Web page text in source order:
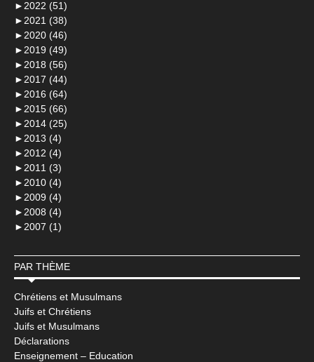
► 2022 (51)
► 2021 (38)
► 2020 (46)
► 2019 (49)
► 2018 (56)
► 2017 (44)
► 2016 (64)
► 2015 (66)
► 2014 (25)
► 2013 (4)
► 2012 (4)
► 2011 (3)
► 2010 (4)
► 2009 (4)
► 2008 (4)
► 2007 (1)
PAR THÈME
Chrétiens et Musulmans
Juifs et Chrétiens
Juifs et Musulmans
Déclarations
Enseignement – Education